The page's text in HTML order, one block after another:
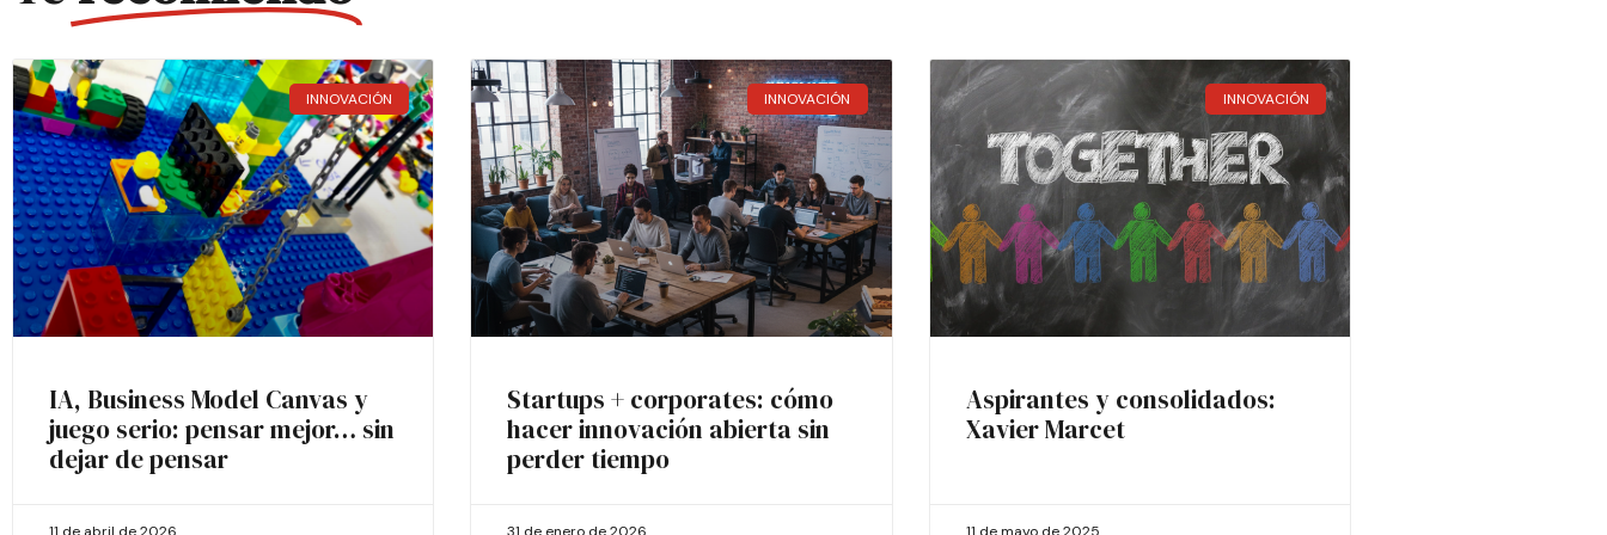
INNOVACIÓN
IA, Business Model Canvas y
juego serio: pensar mejor… sin
dejar de pensar
11 de abril de 2026
INNOVACIÓN
Startups + corporates: cómo
hacer innovación abierta sin
perder tiempo
31 de enero de 2026
INNOVACIÓN
Aspirantes y consolidados:
Xavier Marcet
11 de mayo de 2025